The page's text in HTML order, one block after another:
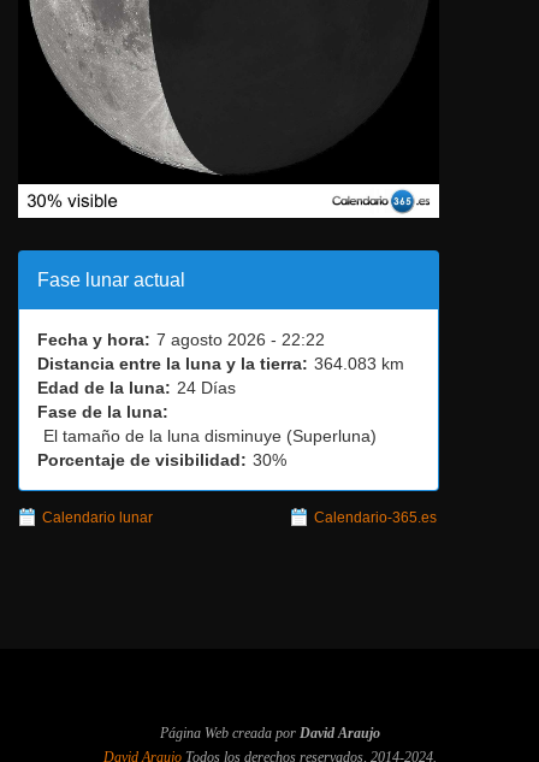
Fase lunar actual
Fecha y hora: 7 agosto 2026 - 22:22
Distancia entre la luna y la tierra: 364.083 km
Edad de la luna: 24 Días
Fase de la luna:
El tamaño de la luna disminuye (Superluna)
Porcentaje de visibilidad: 30%
Calendario lunar Calendario-365.es
Página Web creada porDavid Araujo
David AraujoTodos los derechos reservados, 2014-2024.